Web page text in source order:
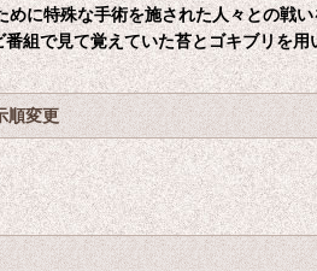
に特殊な手術を施された人々との戦
組で見て覚えていた苔とゴキブリを
順変更